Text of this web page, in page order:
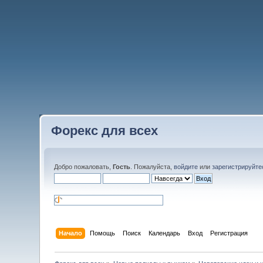
Форекс для всех
Добро пожаловать,Гость . Пожалуйста,войдите или
Начало Помощь Поиск Календарь Вход Регистрация